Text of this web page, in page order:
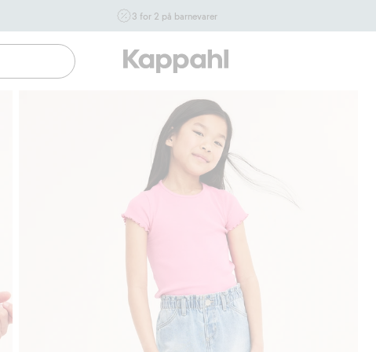
3 for 2 på barnevarer
inngår i tilbudet tom. 17/8 i butikk & online for deg som er
eller blir medlem. Kan ikke kombineres med andre tilbud
eller rabatter.
Handle nå
Gratis fraktalternativer
Enkel betaling med Vipps & Klarna